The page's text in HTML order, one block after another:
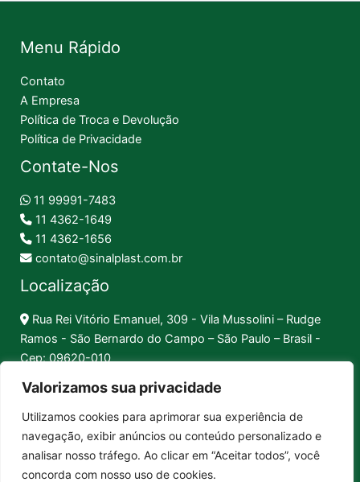
Valorizamos sua privacidade
Utilizamos cookies para aprimorar sua experiência de
navegação, exibir anúncios ou conteúdo personalizado e
analisar nosso tráfego. Ao clicar em “Aceitar todos”, você
concorda com nosso uso de cookies.
Menu Rápido
Contato
A Empresa
Política de Troca e Devolução
Política de Privacidade
Contate-Nos
11 99991-7483
11 4362-1649
11 4362-1656
contato@sinalplast.com.br
Localização
Rua Rei Vitório Emanuel, 309 - Vila Mussolini – Rudge
Ramos - São Bernardo do Campo – São Paulo – Brasil -
Cep: 09620-010
Pix │ Boleto │ Cartão